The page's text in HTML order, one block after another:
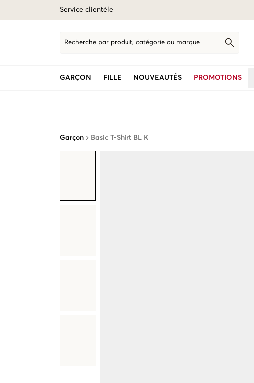
Service clientèle
Recherche par produit, catégorie ou marque
GARÇON FILLE NOUVEAUTÉS PROMOTIONS
Garçon Basic T-Shirt BL K